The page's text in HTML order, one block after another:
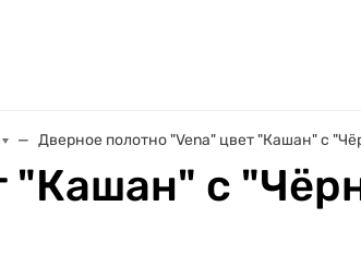
Дверное полотно "Vena" цвет "Кашан" с
"Кашан" с